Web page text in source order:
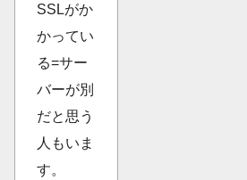
SSLがか
かってい
る=サー
バーが別
だと思う
人もいま
す。